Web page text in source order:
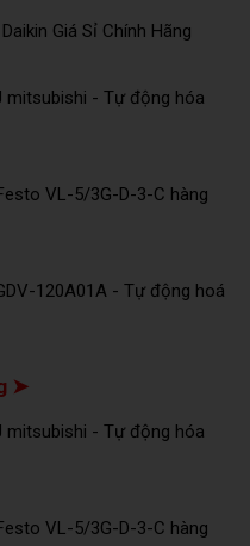
Giá Sỉ Chính Hãng
mitsubishi - Tự động hóa
VL-5/3G-D-3-C hàng
120A01A - Tự động hoá
➤
mitsubishi - Tự động hóa
VL-5/3G-D-3-C hàng